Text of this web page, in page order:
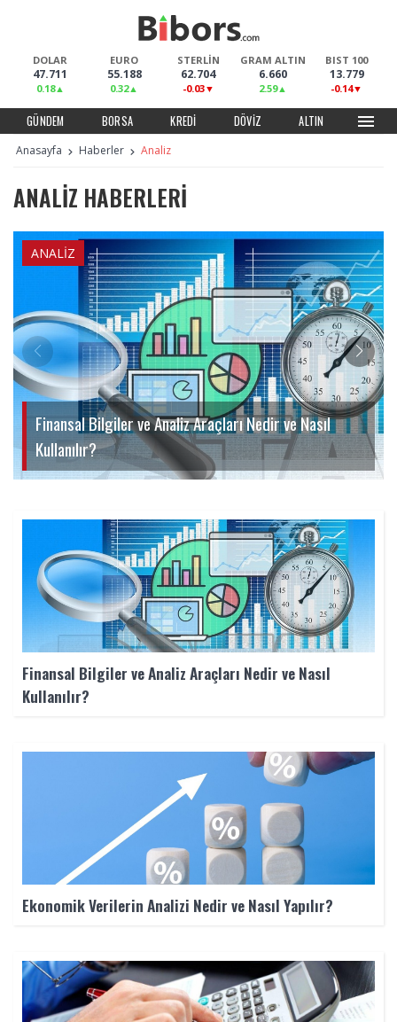
DOLAR
47.711
0.18
EURO
55.188
0.32
STERLİN
62.704
-0.03
GRAM ALTIN
6.660
2.59
BIST 100
13.779
-0.14
GÜNDEM BORSA KREDI DÖVIZ ALTIN menu
Anasayfa Haberler Analiz
ANALIZ HABERLERI
Finansal Bilgiler ve Analiz Araçları Nedir ve Nasıl
Kullanılır?
ANALIZ
Finansal Bilgiler ve Analiz Araçları Nedir ve Nasıl
Kullanılır?
Ekonomik Verilerin Analizi Nedir ve Nasıl Yapılır?